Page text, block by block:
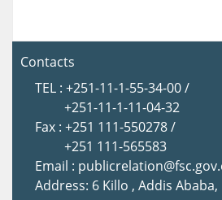
Contacts
TEL : +251-11-1-55-34-00 /
+251-11-1-11-04-32
Fax : +251 111-550278 /
+251 111-565583
Email :
Address: 6 Killo , Addis